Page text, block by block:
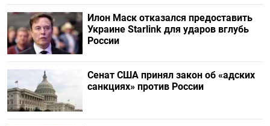
Илон Маск отказался предоставить
Украине Starlink для ударов вглубь
России
Сенат США принял закон об «адских
санкциях» против России